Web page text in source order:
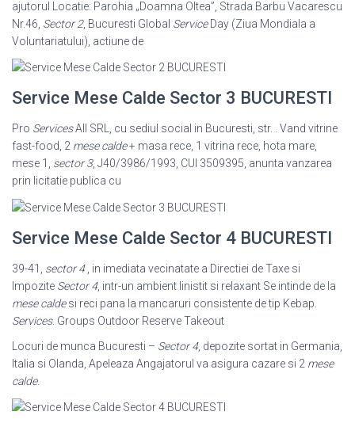
ajutorul Locatie: Parohia „Doamna Oltea”, Strada Barbu Vacarescu
Nr.46, Sector 2, Bucuresti Global ServiceDay (Ziua Mondiala a
Voluntariatului), actiune de
Service Mese Calde Sector 3 BUCURESTI
Pro ServicesAll SRL, cu sediul social in Bucuresti, str. . Vand vitrine
fast-food, 2 mese calde+ masa rece, 1 vitrina rece, hota mare,
mese 1, sector 3, J40/3986/1993, CUI 3509395, anunta vanzarea
prin licitatie publica cu
Service Mese Calde Sector 4 BUCURESTI
39-41, sector 4, in imediata vecinatate a Directiei de Taxe si
Impozite Sector 4, intr-un ambient linistit si relaxant Se intinde de la
mese caldesi reci pana la mancaruri consistente de tip Kebap.
Services. Groups Outdoor Reserve Takeout
Locuri de munca Bucuresti – Sector 4, depozite sortat in Germania,
Italia si Olanda, Apeleaza Angajatorul va asigura cazare si 2 mese
calde.